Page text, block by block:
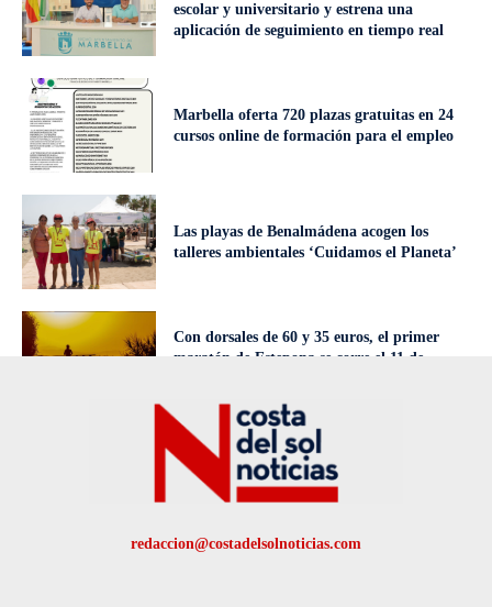
escolar y universitario y estrena una
aplicación de seguimiento en tiempo real
Marbella oferta 720 plazas gratuitas en 24
cursos online de formación para el empleo
Las playas de Benalmádena acogen los
talleres ambientales ‘Cuidamos el Planeta’
Con dorsales de 60 y 35 euros, el primer
maratón de Estepona se corre el 11 de
redaccion@costadelsolnoticias.com